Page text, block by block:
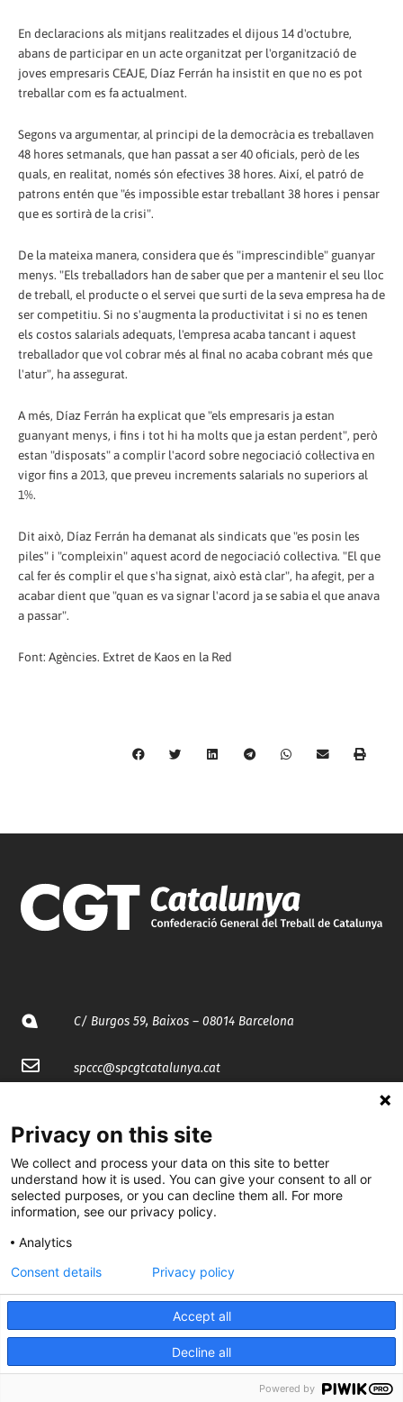
En declaracions als mitjans realitzades el dijous 14 d'octubre,
abans de participar en un acte organitzat per l'organització de
joves empresaris CEAJE, Díaz Ferrán ha insistit en que no es pot
treballar com es fa actualment.
Segons va argumentar, al principi de la democràcia es treballaven
48 hores setmanals, que han passat a ser 40 oficials, però de les
quals, en realitat, només són efectives 38 hores. Així, el patró de
patrons entén que "és impossible estar treballant 38 hores i pensar
que es sortirà de la crisi".
De la mateixa manera, considera que és "imprescindible" guanyar
menys. "Els treballadors han de saber que per a mantenir el seu lloc
de treball, el producte o el servei que surti de la seva empresa ha de
ser competitiu. Si no s'augmenta la productivitat i si no es tenen
els costos salarials adequats, l'empresa acaba tancant i aquest
treballador que vol cobrar més al final no acaba cobrant més que
l'atur", ha assegurat.
A més, Díaz Ferrán ha explicat que "els empresaris ja estan
guanyant menys, i fins i tot hi ha molts que ja estan perdent", però
estan "disposats" a complir l'acord sobre negociació col·lectiva en
vigor fins a 2013, que preveu increments salarials no superiors al
1%.
Dit això, Díaz Ferrán ha demanat als sindicats que "es posin les
piles" i "compleixin" aquest acord de negociació col·lectiva. "El que
cal fer és complir el que s'ha signat, això està clar", ha afegit, per a
acabar dient que "quan es va signar l'acord ja se sabia el que anava
a passar".
Font: Agències. Extret de Kaos en la Red
C/ Burgos 59, Baixos – 08014 Barcelona
spccc@spcgtcatalunya.cat
@CGTCatalunya
cgtcatalunya
cgtcatalunya
Desenvolupat per
Privacy on this site
We collect and process your data on this site to better
understand how it is used. You can give your consent to all or
selected purposes, or you can decline them all. For more
information, see our privacy policy.
Analytics
Accept all
Decline all
Consent details Privacy policy
Powered by